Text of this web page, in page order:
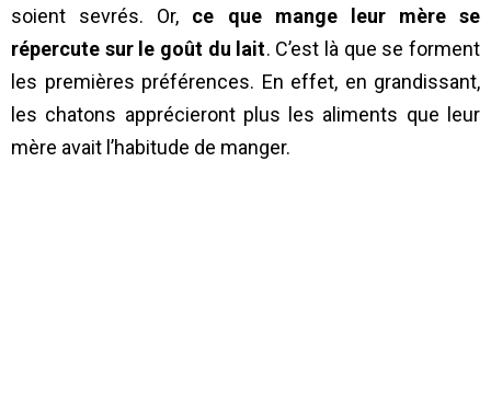
soient sevrés. Or, ce que mange leur mère se
répercute sur le goût du lait. C’est là que se forment
les premières préférences. En effet, en grandissant,
les chatons apprécieront plus les aliments que leur
mère avait l’habitude de manger.